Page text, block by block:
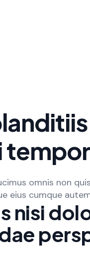
omnis non
eius cumque
nisi